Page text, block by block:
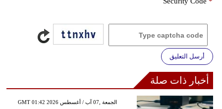
أرسل التعليق
أخبار ذات صلة
GMT 01:42 2026 الجمعة ,07 آب / أغسطس